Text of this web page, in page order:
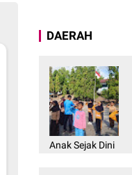
DAERAH
Anak Sejak Dini